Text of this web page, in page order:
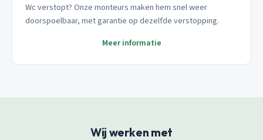
Wc verstopt? Onze monteurs maken hem snel weer
doorspoelbaar, met garantie op dezelfde verstopping.
Meer informatie
Wij werken met